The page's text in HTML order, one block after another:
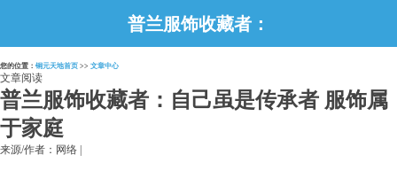
普兰服饰收藏者：
自己虽是传承者
您的位置： 铜元天地首页 >> 文章中心
文章阅读
普兰服饰收藏者：自己虽是传承者 服饰属
于家庭
来源/作者：网络 |